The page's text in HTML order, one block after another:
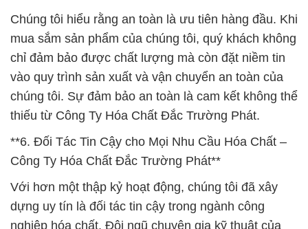
Chúng tôi hiểu rằng an toàn là ưu tiên hàng đầu. Khi
mua sắm sản phẩm của chúng tôi, quý khách không
chỉ đảm bảo được chất lượng mà còn đặt niềm tin
vào quy trình sản xuất và vận chuyển an toàn của
chúng tôi. Sự đảm bảo an toàn là cam kết không thể
thiếu từ Công Ty Hóa Chất Đắc Trường Phát.
**6. Đối Tác Tin Cậy cho Mọi Nhu Cầu Hóa Chất –
Công Ty Hóa Chất Đắc Trường Phát**
Với hơn một thập kỷ hoạt động, chúng tôi đã xây
dựng uy tín là đối tác tin cậy trong ngành công
nghiệp hóa chất. Đội ngũ chuyên gia kỹ thuật của